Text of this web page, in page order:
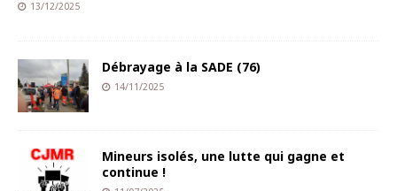
13/12/2025
Débrayage à la SADE (76)
14/11/2025
Mineurs isolés, une lutte qui gagne et
continue !